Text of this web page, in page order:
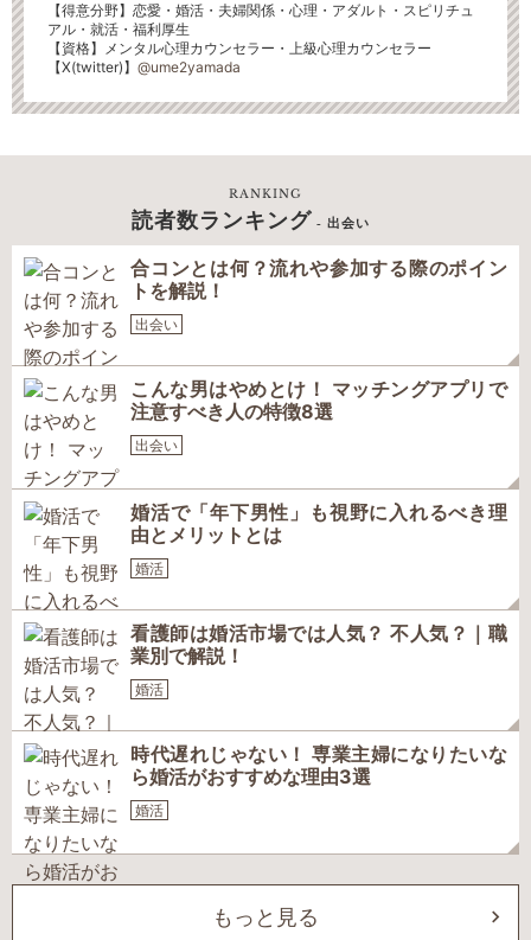
【得意分野】恋愛・婚活・夫婦関係・心理・アダルト・スピリチュ
アル・就活・福利厚生
【資格】メンタル心理カウンセラー・上級心理カウンセラー
【X(twitter)】 @ume2yamada
RANKING
読者数ランキング - 出会い
合コンとは何？流れや参加する際のポイン
トを解説！
出会い
こんな男はやめとけ！ マッチングアプリで
注意すべき人の特徴8選
出会い
婚活で「年下男性」も視野に入れるべき理
由とメリットとは
婚活
看護師は婚活市場では人気？ 不人気？｜職
業別で解説！
婚活
時代遅れじゃない！ 専業主婦になりたいな
ら婚活がおすすめな理由3選
婚活
もっと見る